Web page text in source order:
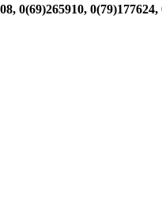
0(69)265910,